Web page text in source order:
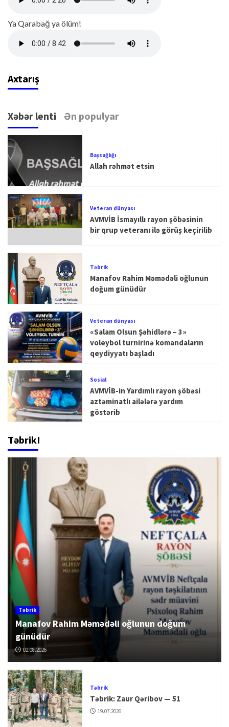
Ya Qarabağ ya ölüm!
Axtarış
Xəbər lenti Ən populyar
Başsağlığı
Allah rəhmət etsin
Veteran dünyası
AVMVİB İsmayıllı rayon şöbəsinin
bir qrup veteranı ilə görüş keçirilib
Təbrik
Manafov Rahim Məmədəli oğlunun
doğum günüdür
Veteran dünyası
«Salam Olsun Şəhidlərə – 3»
voleybol turnirinə komandaların
qeydiyyatı başladı
Sosial
AVMVİB-in Yardımlı rayon şöbəsi
aztəminatlı ailələrə yardım
göstərib
Təbrik!
Təbrik
Manafov Rahim Məmədəli oğlunun doğum
günüdür
02.08.2026
Təbrik
Təbrik: Zaur Qəribov — 51
19.07.2026